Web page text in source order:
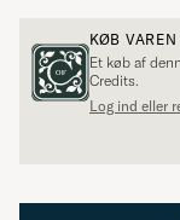
KØB
Et køb af
Credits.
Log ind eller